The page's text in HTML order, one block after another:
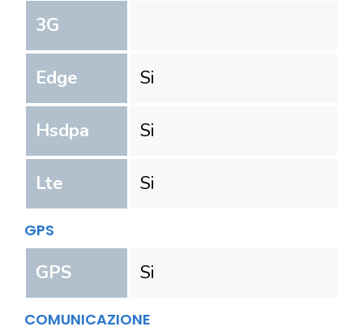
3G
Edge Si
Hsdpa Si
Lte Si
GPS
GPS Si
COMUNICAZIONE